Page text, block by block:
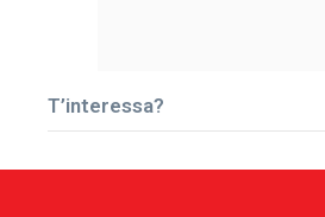
T’interessa?